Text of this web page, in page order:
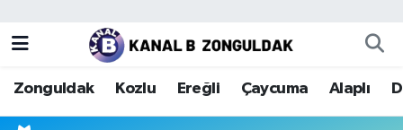
Zonguldak Kozlu Ereğli Çaycuma Alaplı
Zonguldak
Kozlu
Zonguldak Nöbetçi Eczaneler
Zonguldak Hava Durumu